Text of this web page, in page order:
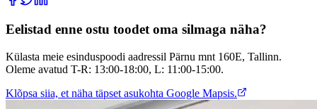
Eelistad enne ostu toodet oma silmaga näha?
Külasta meie esinduspoodi aadressil Pärnu mnt 160E, Tallinn.
Oleme avatud T-R: 13:00-18:00, L: 11:00-15:00.
Klõpsa siia, et näha täpset asukohta Google Mapsis.